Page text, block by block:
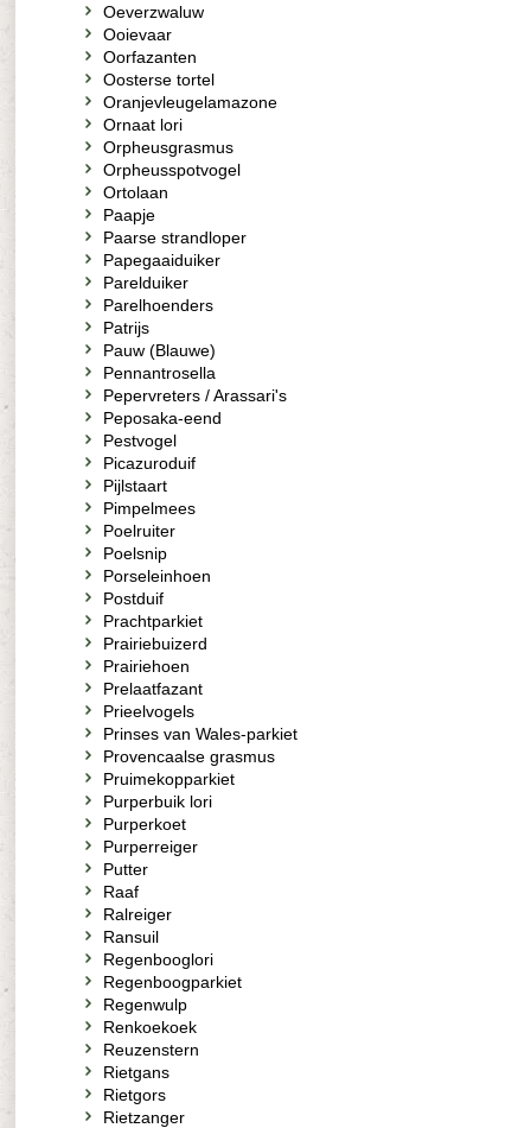
Oeverzwaluw
Ooievaar
Oorfazanten
Oosterse tortel
Oranjevleugelamazone
Ornaat lori
Orpheusgrasmus
Orpheusspotvogel
Ortolaan
Paapje
Paarse strandloper
Papegaaiduiker
Parelduiker
Parelhoenders
Patrijs
Pauw (Blauwe)
Pennantrosella
Pepervreters / Arassari's
Peposaka-eend
Pestvogel
Picazuroduif
Pijlstaart
Pimpelmees
Poelruiter
Poelsnip
Porseleinhoen
Postduif
Prachtparkiet
Prairiebuizerd
Prairiehoen
Prelaatfazant
Prieelvogels
Prinses van Wales-parkiet
Provencaalse grasmus
Pruimekopparkiet
Purperbuik lori
Purperkoet
Purperreiger
Putter
Raaf
Ralreiger
Ransuil
Regenbooglori
Regenboogparkiet
Regenwulp
Renkoekoek
Reuzenstern
Rietgans
Rietgors
Rietzanger